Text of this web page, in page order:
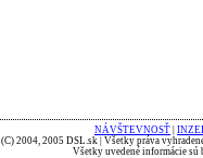
NÁVŠTEVNOSŤ
(C) 2004, 2005 DSL.sk | Všetky práva
Všetky uvedené informácie sú